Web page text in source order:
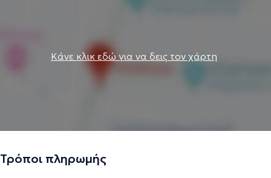
Κάνε κλικ εδώ για να δεις τον χάρτη
Τρόποι πληρωμής